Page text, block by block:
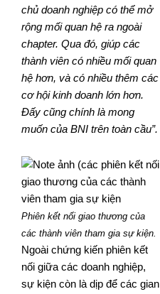
chủ doanh nghiệp có thể mở
rộng mối quan hệ ra ngoài
chapter. Qua đó, giúp các
thành viên có nhiều mối quan
hệ hơn, và có nhiều thêm các
cơ hội kinh doanh lớn hơn.
Đấy cũng chính là mong
muốn của BNI trên toàn cầu”.
Phiên kết nối giao thương của
các thành viên tham gia sự kiện.
Ngoài chứng kiến phiên kết
nối giữa các doanh nghiệp,
sự kiện còn là dịp để các gian